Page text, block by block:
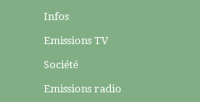
Infos
Emissions TV
Société
Emissions radio